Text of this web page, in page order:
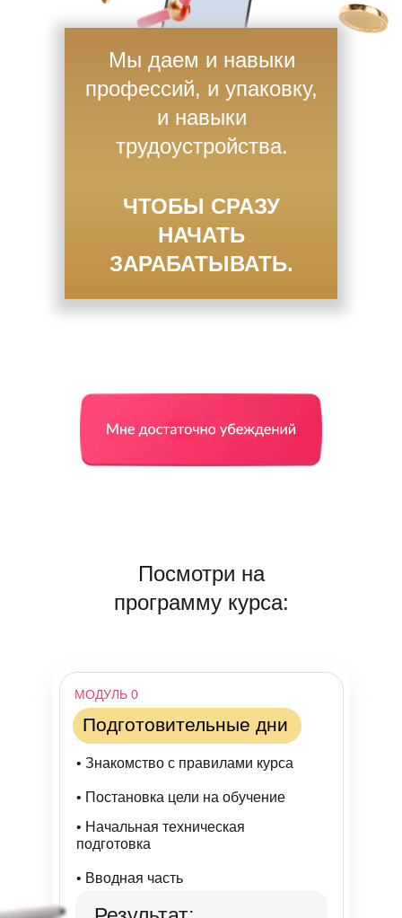
Мы даем и навыки
профессий, и упаковку,
и навыки
трудоустройства.
ЧТОБЫ СРАЗУ
НАЧАТЬ
ЗАРАБАТЫВАТЬ.
Посмотри на
программу курса:
МОДУЛЬ 0
Подготовительные дни
• Знакомство с правилами курса
• Постановка цели на обучение
• Начальная техническая
подготовка
• Вводная часть